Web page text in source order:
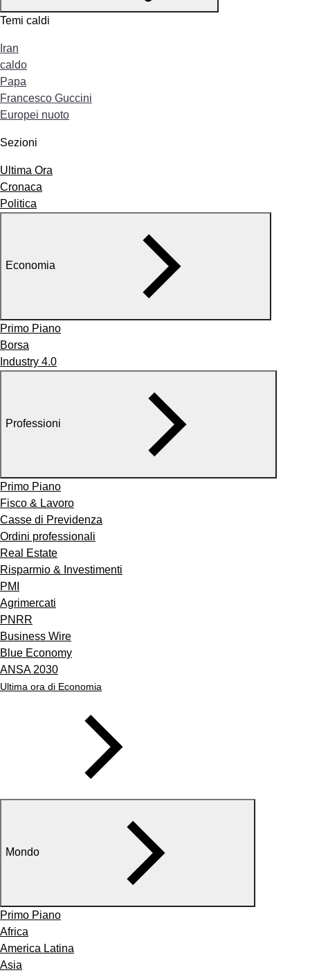
Temi caldi
Iran
caldo
Papa
Francesco Guccini
Europei nuoto
Sezioni
Ultima Ora
Cronaca
Politica
Economia
Primo Piano
Borsa
Industry 4.0
Professioni
Primo Piano
Fisco & Lavoro
Casse di Previdenza
Ordini professionali
Real Estate
Risparmio & Investimenti
PMI
Agrimercati
PNRR
Business Wire
Blue Economy
ANSA 2030
Ultima ora di Economia
Mondo
Primo Piano
Africa
America Latina
Asia